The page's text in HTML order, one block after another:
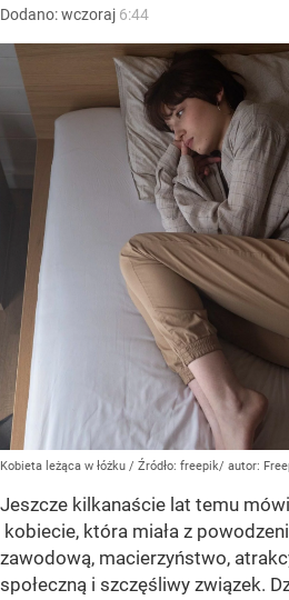
Dodano:wczoraj 6:44
Kobieta leżąca w łóżku / Źródło: freepik/ autor:
Jeszcze kilkanaście lat temu
kobiecie, która miała z
zawodową, macierzyństwo,
społeczną i szczęśliwy związek.